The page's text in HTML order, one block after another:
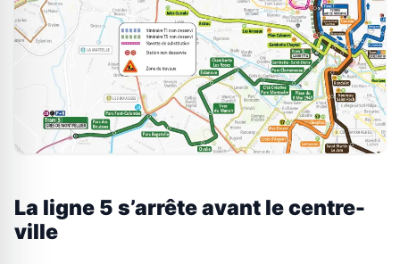
La ligne 5 s’arrête avant le centre-
ville